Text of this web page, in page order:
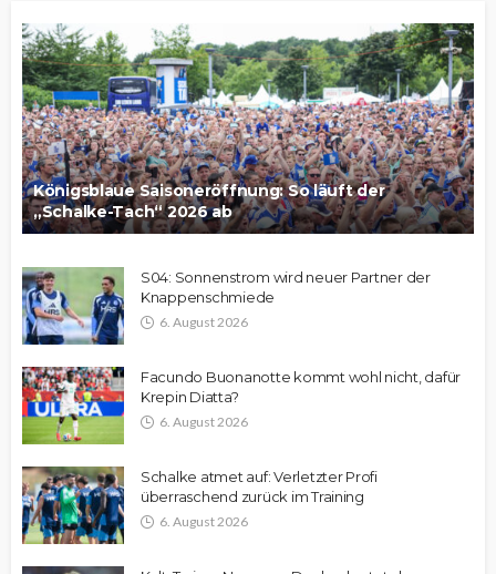
Königsblaue Saisoneröffnung: So läuft der
„Schalke-Tach“ 2026 ab
S04: Sonnenstrom wird neuer Partner der
Knappenschmiede
6. August 2026
Facundo Buonanotte kommt wohl nicht, dafür
Krepin Diatta?
6. August 2026
Schalke atmet auf: Verletzter Profi
überraschend zurück im Training
6. August 2026